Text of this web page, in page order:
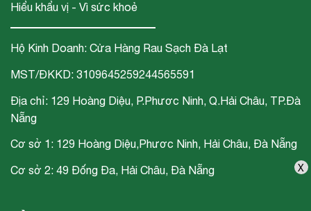
X
Hiểu khẩu vị - Vì sức khoẻ
Hộ Kinh Doanh: Cửa Hàng Rau Sạch Đà Lạt
MST/ĐKKD: 3109645259244565591
Địa chỉ: 129 Hoàng Diệu, P.Phươc Ninh, Q.Hải Châu, TP.Đà
Nẵng
Cơ sở 1: 129 Hoàng Diệu,Phươc Ninh, Hải Châu, Đà Nẵng
Cơ sở 2: 49 Đống Đa, Hải Châu, Đà Nẵng